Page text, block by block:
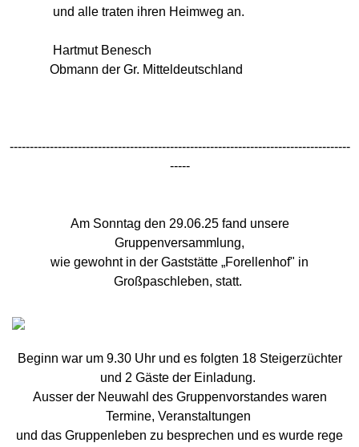
Historisch
kleiner Taubenleitfaden - für
Anfänger
In eigener Sache....
Kontakt
Datenschutzerklärung
und alle traten ihren Heimweg an.
Hartmut Benesch
Obmann der Gr. Mitteldeutschland
-------------------------------------------------------------------------------------
-----
Am Sonntag den 29.06.25 fand unsere
Gruppenversammlung,
wie gewohnt in der Gaststätte „Forellenhof" in
Großpaschleben, statt.
Beginn war um 9.30 Uhr und es folgten 18 Steigerzüchter
und 2 Gäste der Einladung.
Ausser der Neuwahl des Gruppenvorstandes waren
Termine, Veranstaltungen
und das Gruppenleben zu besprechen und es wurde rege